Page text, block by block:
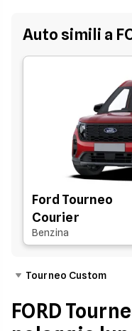
Auto simili a
Ford Tourneo
Courier
Benzina
Tourneo Custom
FORD